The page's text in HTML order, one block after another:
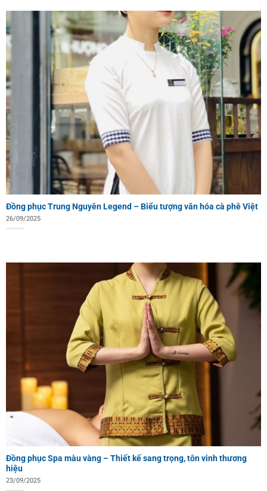
Đồng phục Trung Nguyên Legend – Biểu tượng văn hóa cà phê Việt
26/09/2025
Đồng phục Spa màu vàng – Thiết kế sang trọng, tôn vinh thương
hiệu
23/09/2025